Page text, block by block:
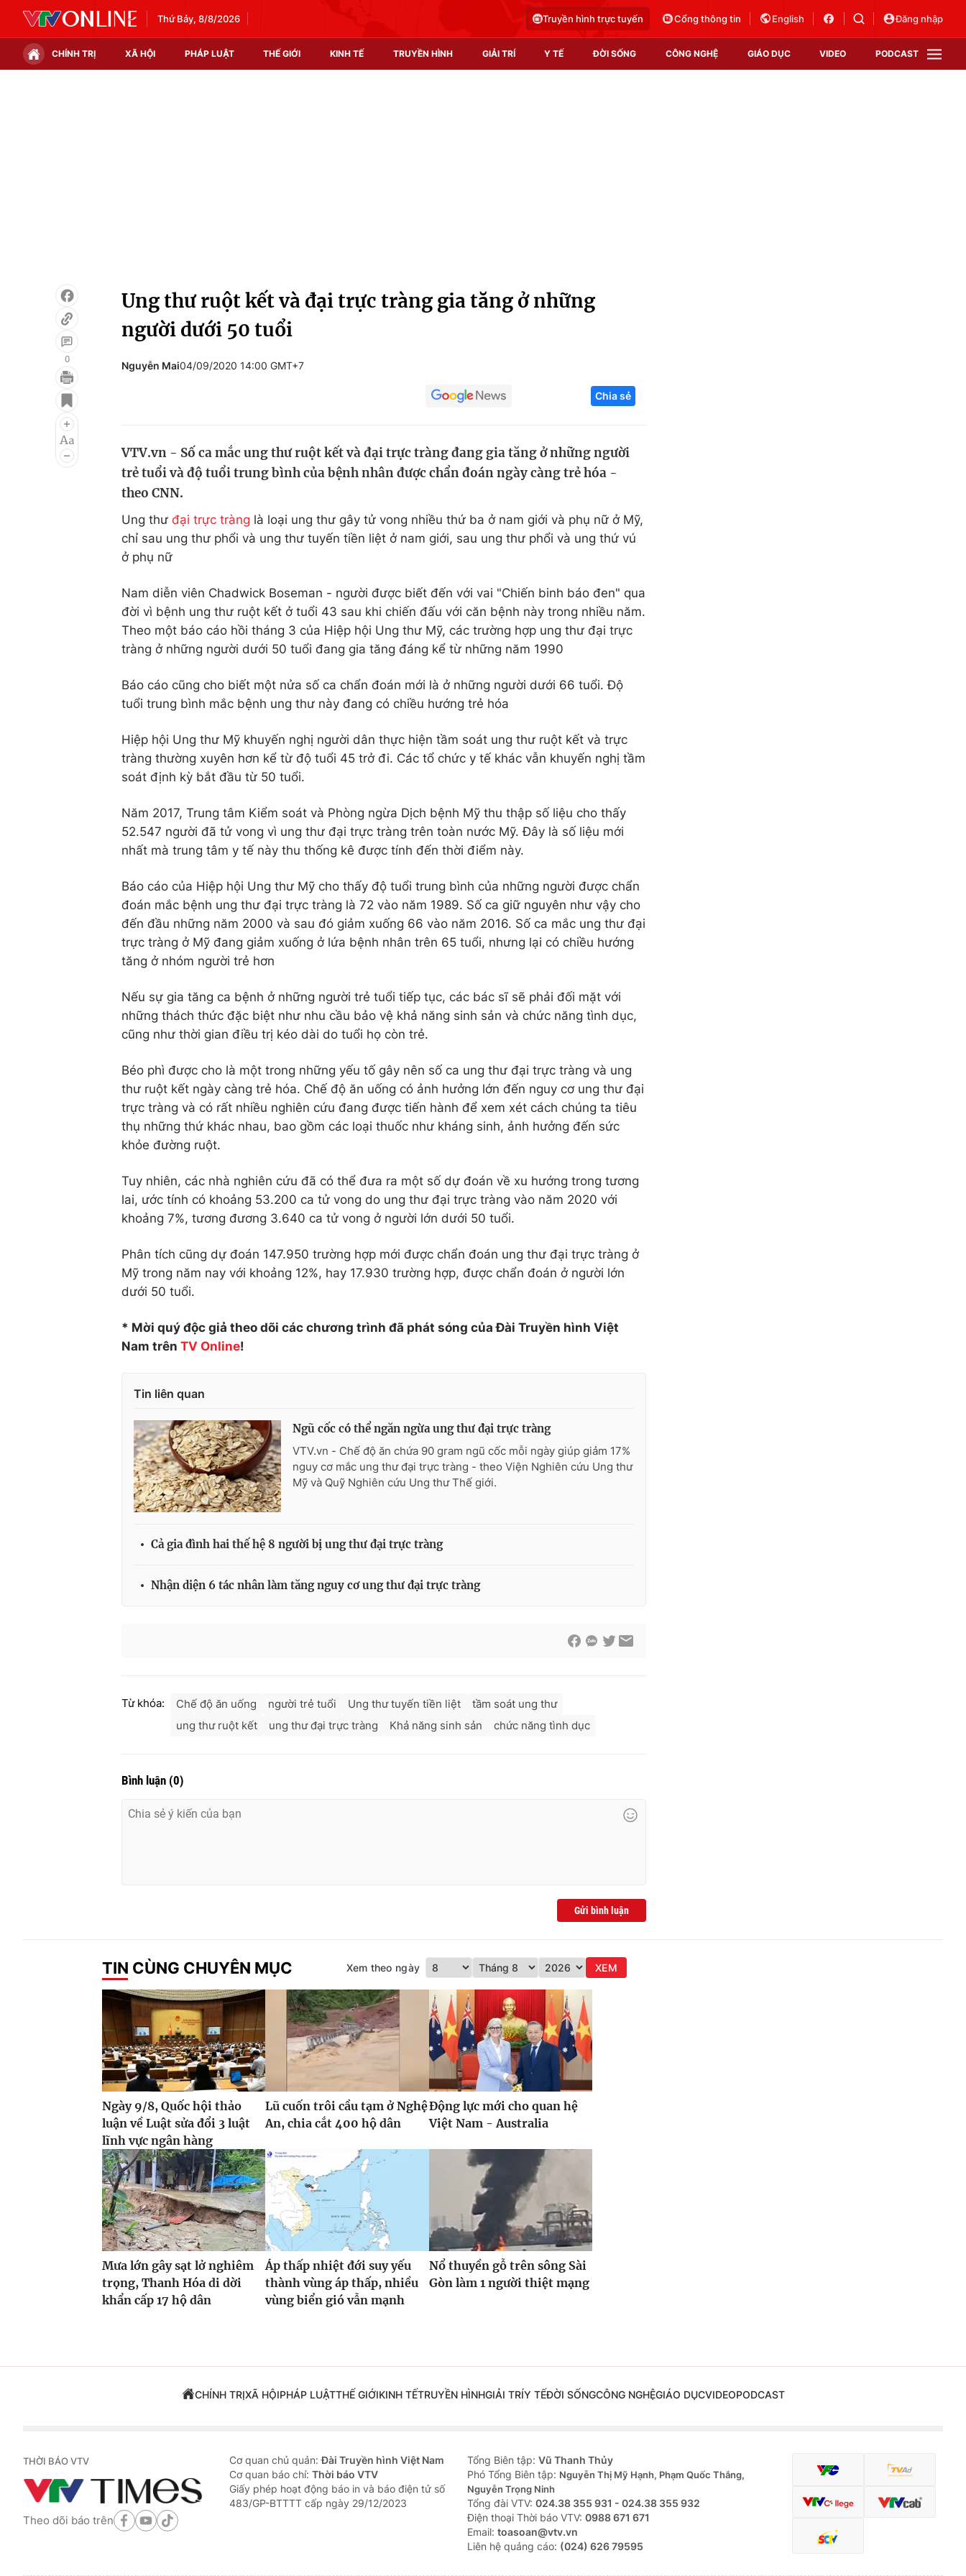
Thứ Bảy, 8/8/2026 Truyền hình trực tuyến Cổng thông tin English Đăng nhập
CHÍNH TRỊ XÃ HỘI PHÁP LUẬT THẾ GIỚI KINH TẾ TRUYỀN HÌNH GIẢI TRÍ Y TẾ ĐỜI SỐNG CÔNG NGHỆ GIÁO DỤC VIDEO PODCAST
Infographic
Điện ảnh
Âm nhạc
Làm đẹp
Chất lượng cuộc sống
Học trực tuyến
Công nghệ
Sản phẩm
Thị trường
0
Ung thư ruột kết và đại trực tràng gia tăng ở những
người dưới 50 tuổi
Nguyễn Mai04/09/2020 14:00 GMT+7
Chia sẻ
VTV.vn - Số ca mắc ung thư ruột kết và đại trực tràng đang gia tăng ở những người
trẻ tuổi và độ tuổi trung bình của bệnh nhân được chẩn đoán ngày càng trẻ hóa -
theo CNN.
Ung thư đại trực tràng là loại ung thư gây tử vong nhiều thứ ba ở nam giới và phụ nữ ở Mỹ,
chỉ sau ung thư phổi và ung thư tuyến tiền liệt ở nam giới, sau ung thư phổi và ung thứ vú
ở phụ nữ
Nam diễn viên Chadwick Boseman - người được biết đến với vai "Chiến binh báo đen" qua
đời vì bệnh ung thư ruột kết ở tuổi 43 sau khi chiến đấu với căn bệnh này trong nhiều năm.
Theo một báo cáo hồi tháng 3 của Hiệp hội Ung thư Mỹ, các trường hợp ung thư đại trực
tràng ở những người dưới 50 tuổi đang gia tăng đáng kể từ những năm 1990
Báo cáo cũng cho biết một nửa số ca chẩn đoán mới là ở những người dưới 66 tuổi. Độ
tuổi trung bình mắc bệnh ung thư này đang có chiều hướng trẻ hóa
Hiệp hội Ung thư Mỹ khuyến nghị người dân thực hiện tầm soát ung thư ruột kết và trực
tràng thường xuyên hơn kể từ độ tuổi 45 trở đi. Các tổ chức y tế khác vẫn khuyến nghị tầm
soát định kỳ bắt đầu từ 50 tuổi.
Năm 2017, Trung tâm Kiểm soát và Phòng ngừa Dịch bệnh Mỹ thu thập số liệu cho thấy
52.547 người đã tử vong vì ung thư đại trực tràng trên toàn nước Mỹ. Đây là số liệu mới
nhất mà trung tâm y tế này thu thống kê được tính đến thời điểm này.
Báo cáo của Hiệp hội Ung thư Mỹ cho thấy độ tuổi trung bình của những người được chẩn
đoán mắc bệnh ung thư đại trực tràng là 72 vào năm 1989. Số ca giữ nguyên như vậy cho
đến đầu những năm 2000 và sau đó giảm xuống 66 vào năm 2016. Số ca mắc ung thư đại
trực tràng ở Mỹ đang giảm xuống ở lứa bệnh nhân trên 65 tuổi, nhưng lại có chiều hướng
tăng ở nhóm người trẻ hơn
Nếu sự gia tăng ca bệnh ở những người trẻ tuổi tiếp tục, các bác sĩ sẽ phải đối mặt với
những thách thức đặc biệt như nhu cầu bảo vệ khả năng sinh sản và chức năng tình dục,
cũng như thời gian điều trị kéo dài do tuổi họ còn trẻ.
Béo phì được cho là một trong những yếu tố gây nên số ca ung thư đại trực tràng và ung
thư ruột kết ngày càng trẻ hóa. Chế độ ăn uống có ảnh hưởng lớn đến nguy cơ ung thư đại
trực tràng và có rất nhiều nghiên cứu đang được tiến hành để xem xét cách chúng ta tiêu
thụ những thứ khác nhau, bao gồm các loại thuốc như kháng sinh, ảnh hưởng đến sức
khỏe đường ruột.
Tuy nhiên, các nhà nghiên cứu đã có thể đưa ra một số dự đoán về xu hướng trong tương
lai, ước tính có khoảng 53.200 ca tử vong do ung thư đại trực tràng vào năm 2020 với
khoảng 7%, tương đương 3.640 ca tử vong ở người lớn dưới 50 tuổi.
Phân tích cũng dự đoán 147.950 trường hợp mới được chẩn đoán ung thư đại trực tràng ở
Mỹ trong năm nay với khoảng 12%, hay 17.930 trường hợp, được chẩn đoán ở người lớn
dưới 50 tuổi.
* Mời quý độc giả theo dõi các chương trình đã phát sóng của Đài Truyền hình Việt
Nam trên TV Online!
Tin liên quan
Ngũ cốc có thể ngăn ngừa ung thư đại trực tràng
VTV.vn - Chế độ ăn chứa 90 gram ngũ cốc mỗi ngày giúp giảm 17%
nguy cơ mắc ung thư đại trực tràng - theo Viện Nghiên cứu Ung thư
Mỹ và Quỹ Nghiên cứu Ung thư Thế giới.
Cả gia đình hai thế hệ 8 người bị ung thư đại trực tràng
Nhận diện 6 tác nhân làm tăng nguy cơ ung thư đại trực tràng
Từ khóa: Chế độ ăn uống người trẻ tuổi Ung thư tuyến tiền liệt
tầm soát ung thư
ung thư ruột kết
ung thư đại trực tràng Khả năng sinh sản chức năng tình dục
Bình luận (0)
Gửi bình luận
TIN CÙNG CHUYÊN MỤC Xem theo ngày XEM
Ngày 9/8, Quốc hội thảo
luận về Luật sửa đổi 3 luật
lĩnh vực ngân hàng
Lũ cuốn trôi cầu tạm ở Nghệ
An, chia cắt 400 hộ dân
Động lực mới cho quan hệ
Việt Nam - Australia
Mưa lớn gây sạt lở nghiêm
trọng, Thanh Hóa di dời
khẩn cấp 17 hộ dân
Áp thấp nhiệt đới suy yếu
thành vùng áp thấp, nhiều
vùng biển gió vẫn mạnh
Nổ thuyền gỗ trên sông Sài
Gòn làm 1 người thiệt mạng
CHÍNH TRỊXÃ HỘIPHÁP LUẬTTHẾ GIỚIKINH TẾTRUYỀN HÌNHGIẢI TRÍY TẾĐỜI SỐNGCÔNG NGHỆGIÁO DỤCVIDEOPODCAST
THỜI BÁO VTV
Theo dõi báo trên
Cơ quan chủ quản:Đài Truyền hình Việt Nam
Cơ quan báo chí: Thời báo VTV
Giấy phép hoạt động báo in và báo điện tử số
483/GP-BTTTT cấp ngày 29/12/2023
Tổng Biên tập: Vũ Thanh Thủy
Phó Tổng Biên tập: Nguyễn Thị Mỹ Hạnh, Phạm Quốc Thắng,
Nguyễn Trọng Ninh
Tổng đài VTV: 024.38 355 931 - 024.38 355 932
Ðiện thoại Thời báo VTV: 0988 671 671
Email: toasoan@vtv.vn
Liên hệ quảng cáo: (024) 626 79595